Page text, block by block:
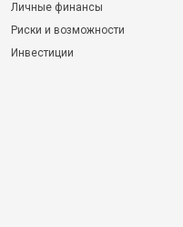
Личные финансы
Риски и возможности
Инвестиции